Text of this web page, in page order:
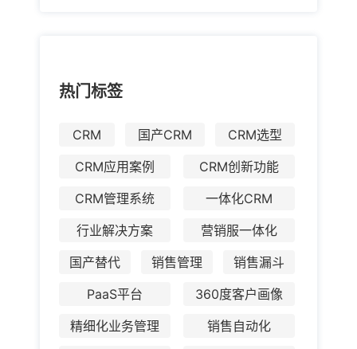
热门标签
CRM 国产CRM
CRM选型
CRM应用案例
CRM创新功能
CRM管理系统
一体化CRM
行业解决方案
营销服一体化
国产替代
销售管理
销售漏斗
PaaS平台
360度客户画像
精细化业务管理
销售自动化